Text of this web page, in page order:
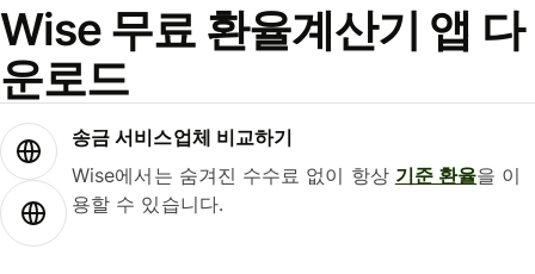
Wise 무료 환율계산기 앱 다
운로드
송금 서비스업체 비교하기
Wise에서는 숨겨진 수수료 없이 항상 기준 환율을 이
용할 수 있습니다.